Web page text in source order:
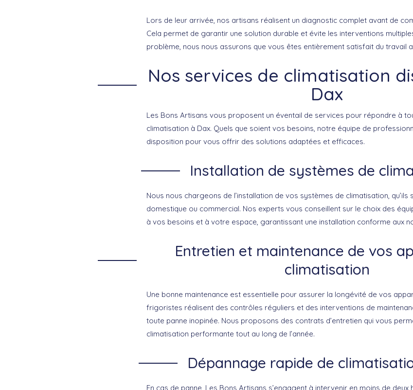
Lors de leur arrivée, nos artisans réalisent un diagnostic complet avant de
Cela permet de garantir une solution durable et évite les interventions
problème, nous nous assurons que vous êtes entièrement satisfait du travail
Nos services de climatisation
Dax
Les Bons Artisans vous proposent un éventail de services pour répondre à
climatisation à Dax. Quels que soient vos besoins, notre équipe de
disposition pour vous offrir des solutions adaptées et efficaces.
Installation de systèmes de
Nous nous chargeons de l’installation de vos systèmes de climatisation, qu’ils
domestique ou commercial. Nos experts vous conseillent sur le choix des
à vos besoins et à votre espace, garantissant une installation conforme aux
Entretien et maintenance de vos
climatisation
Une bonne maintenance est essentielle pour assurer la longévité de vos
frigoristes réalisent des contrôles réguliers et des interventions de
toute panne inopinée. Nous proposons des contrats d’entretien qui vous
climatisation performante tout au long de l’année.
Dépannage rapide de
En cas de panne, Les Bons Artisans s’engagent à intervenir en moins de